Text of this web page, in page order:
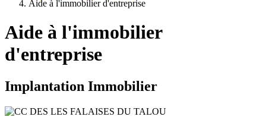
Aide à l'immobilier d'entreprise
Aide à l'immobilier
d'entreprise
Implantation Immobilier